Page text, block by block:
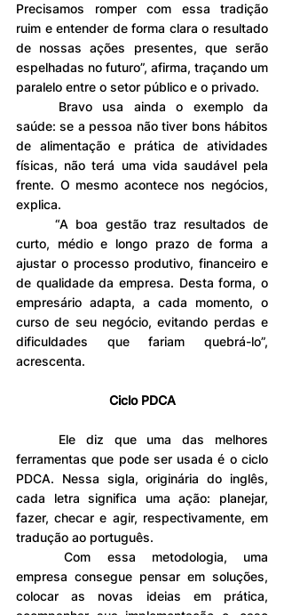
Precisamos romper com essa tradição
ruim e entender de forma clara o resultado
de nossas ações presentes, que serão
espelhadas no futuro”, afirma, traçando um
paralelo entre o setor público e o privado.
saúde: se a pessoa não tiver bons hábitos
de alimentação e prática de atividades
físicas, não terá uma vida saudável pela
frente. O mesmo acontece nos negócios,
explica.
	“A boa gestão traz resultados de
curto, médio e longo prazo de forma a
ajustar o processo produtivo, financeiro e
de qualidade da empresa. Desta forma, o
empresário adapta, a cada momento, o
curso de seu negócio, evitando perdas e
dificuldades que fariam quebrá-lo”,
acrescenta.
Ciclo PDCA
ferramentas que pode ser usada é o ciclo
PDCA. Nessa sigla, originária do inglês,
cada letra significa uma ação: planejar,
fazer, checar e agir, respectivamente, em
tradução ao português.
	Com essa metodologia, uma
empresa consegue pensar em soluções,
colocar as novas ideias em prática,